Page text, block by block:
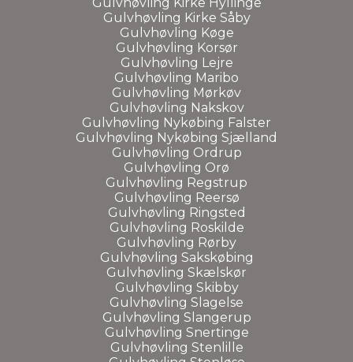
Gulvhøvling Kirke Såby
Gulvhøvling Køge
Gulvhøvling Korsør
Gulvhøvling Lejre
Gulvhøvling Maribo
Gulvhøvling Mørkøv
Gulvhøvling Nakskov
Gulvhøvling Nykøbing Falster
Gulvhøvling Nykøbing Sjælland
Gulvhøvling Ordrup
Gulvhøvling Orø
Gulvhøvling Regstrup
Gulvhøvling Reersø
Gulvhøvling Ringsted
Gulvhøvling Roskilde
Gulvhøvling Rørby
Gulvhøvling Sakskøbing
Gulvhøvling Skælskør
Gulvhøvling Skibby
Gulvhøvling Slagelse
Gulvhøvling Slangerup
Gulvhøvling Snertinge
Gulvhøvling Stenlille